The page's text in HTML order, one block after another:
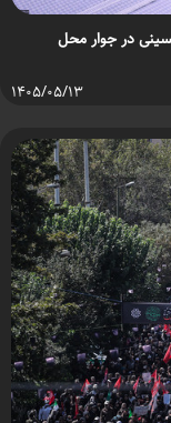
در جوار محل
۱۴۰۵/۰۵/۱۳